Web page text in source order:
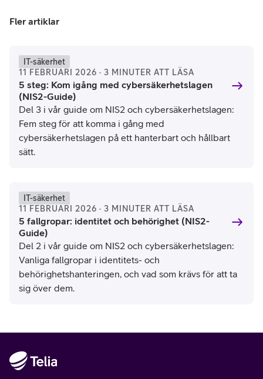
Fler artiklar
IT-säkerhet
11 FEBRUARI 2026 · 3 MINUTER ATT LÄSA
5 steg: Kom igång med cybersäkerhetslagen
(NIS2-Guide)
Del 3 i vår guide om NIS2 och cybersäkerhetslagen:
Fem steg för att komma i gång med
cybersäkerhetslagen på ett hanterbart och hållbart
sätt.
IT-säkerhet
11 FEBRUARI 2026 · 3 MINUTER ATT LÄSA
5 fallgropar: identitet och behörighet (NIS2-
Guide)
Del 2 i vår guide om NIS2 och cybersäkerhetslagen:
Vanliga fallgropar i identitets- och
behörighetshanteringen, och vad som krävs för att ta
sig över dem.